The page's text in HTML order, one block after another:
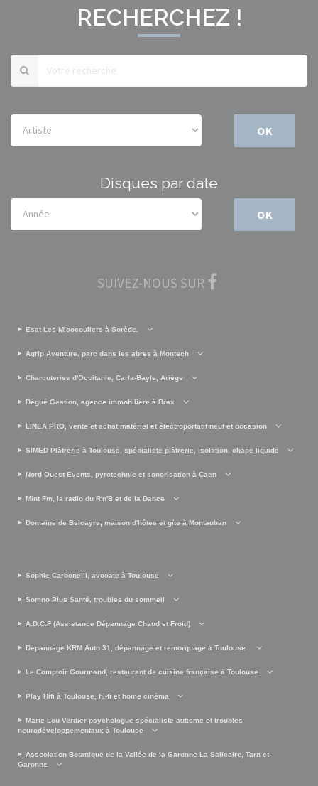
RECHERCHEZ !
OK
Disques par date
OK
SUIVEZ-NOUS SUR
Esat Les Micocouliers à Sorède.
Agrip Aventure, parc dans les abres à Montech
Charcuteries d'Occitanie, Carla-Bayle, Ariège
Bégué Gestion, agence immobilière à Brax
LINEA PRO, vente et achat matériel et électroportatif neuf et occasion
SIMED Plâtrerie à Toulouse, spécialiste plâtrerie, isolation, chape liquide
Nord Ouest Events, pyrotechnie et sonorisation à Caen
Mint Fm, la radio du R'n'B et de la Dance
Domaine de Belcayre, maison d'hôtes et gîte à Montauban
Sophie Carboneill, avocate à Toulouse
Somno Plus Santé, troubles du sommeil
A.D.C.F (Assistance Dépannage Chaud et Froid)
Dépannage KRM Auto 31, dépannage et remorquage à Toulouse
Le Comptoir Gourmand, restaurant de cuisine française à Toulouse
Play Hifi à Toulouse, hi-fi et home cinéma
Marie-Lou Verdier psychologue spécialiste autisme et troubles
neurodéveloppementaux à Toulouse
Association Botanique de la Vallée de la Garonne La Salicaire, Tarn-et-
Garonne